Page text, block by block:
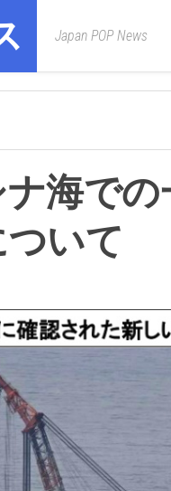
Japan POP News
海で
いて